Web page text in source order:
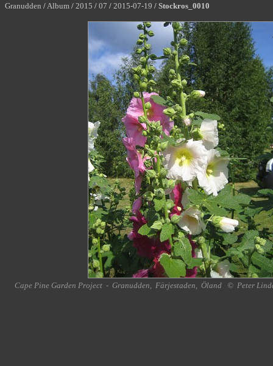
Granudden /Album / 2015 / 07 / 2015-07-19 / Stockros_0010
Cape Pine Garden Project - Granudden, Färjestaden, Öland © Peter